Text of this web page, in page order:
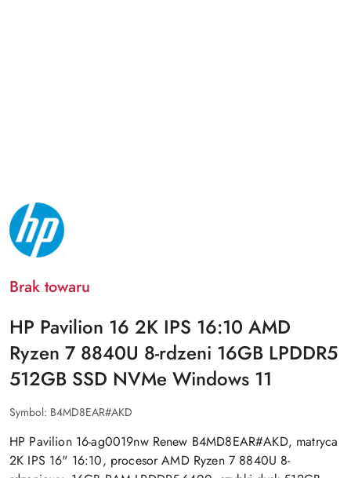
NAZWA
PRODUCENTA:
HP
Brak towaru
HP Pavilion 16 2K IPS 16:10 AMD
Ryzen 7 8840U 8-rdzeni 16GB LPDDR5
512GB SSD NVMe Windows 11
Symbol: B4MD8EAR#AKD
HP Pavilion 16-ag0019nw Renew B4MD8EAR#AKD, matryca
2K IPS 16" 16:10, procesor AMD Ryzen 7 8840U 8-